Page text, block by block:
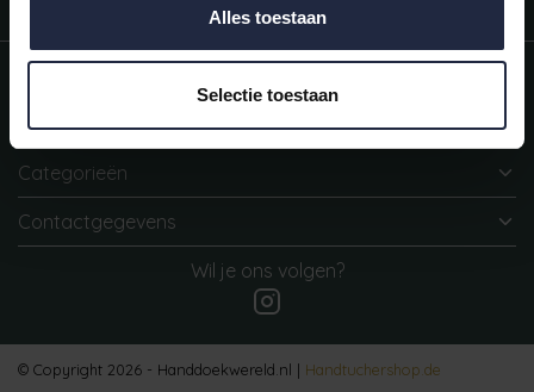
Alles toestaan
Selectie toestaan
Mijn account
Categorieën
Contactgegevens
Wil je ons volgen?
© Copyright 2026 - Handdoekwereld.nl | Handtuchershop.de